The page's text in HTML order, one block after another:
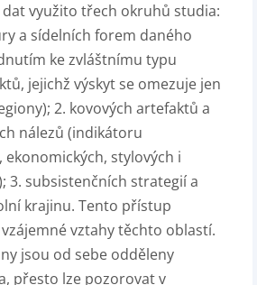
využito třech okruhů studia:
a sídelních forem daného
ke zvláštnímu typu
jejichž výskyt se omezuje jen
2. kovových artefaktů a
nálezů (indikátoru
stylových i
3. subsistenčních strategií a
krajinu. Tento přístup
vztahy těchto oblastí.
jsou od sebe odděleny
přesto lze pozorovat v